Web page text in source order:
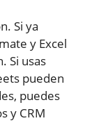
Si ya
y Excel
Si usas
pueden
puedes
y CRM